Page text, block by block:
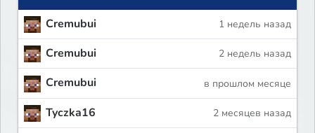
Cremubui 1 недель назад
Cremubui 2 недель назад
Cremubui в прошлом месяце
Tyczka16 2 месяцев назад